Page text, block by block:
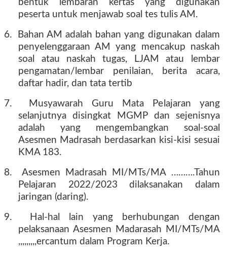
bentuk lembaran kertas yang digunakan
peserta untuk menjawab soal tes tulis AM.
6.
Bahan AM adalah bahan yang digunakan dalam
penyelenggaraan AM yang mencakup naskah
soal atau naskah tugas, LJAM atau lembar
pengamatan/lembar penilaian, berita acara,
daftar hadir, dan tata tertib
7.
Musyawarah Guru Mata Pelajaran yang
selanjutnya disingkat MGMP dan sejenisnya
adalah yang mengembangkan soal-soal
Asesmen Madrasah berdasarkan kisi-kisi sesuai
KMA 183.
8.
Asesmen Madrasah MI/MTs/MA ……….Tahun
Pelajaran 2022/2023 dilaksanakan dalam
jaringan (daring).
9.
Hal-hal lain yang berhubungan dengan
pelaksanaan Asesmen Madarasah MI/MTs/MA
,,,,,,,,,ercantum dalam Program Kerja.